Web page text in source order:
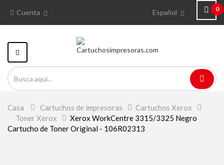
0
Español
Cuenta
Navegación
Toggle
Casa > Cartuchos de impresoras > Cartuchos Xerox
Toner Xerox > Xerox WorkCentre 3315/3325 Negro
Cartucho de Toner Original - 106R02313